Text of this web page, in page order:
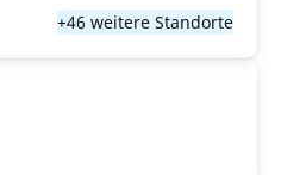
+46 weitere Standorte